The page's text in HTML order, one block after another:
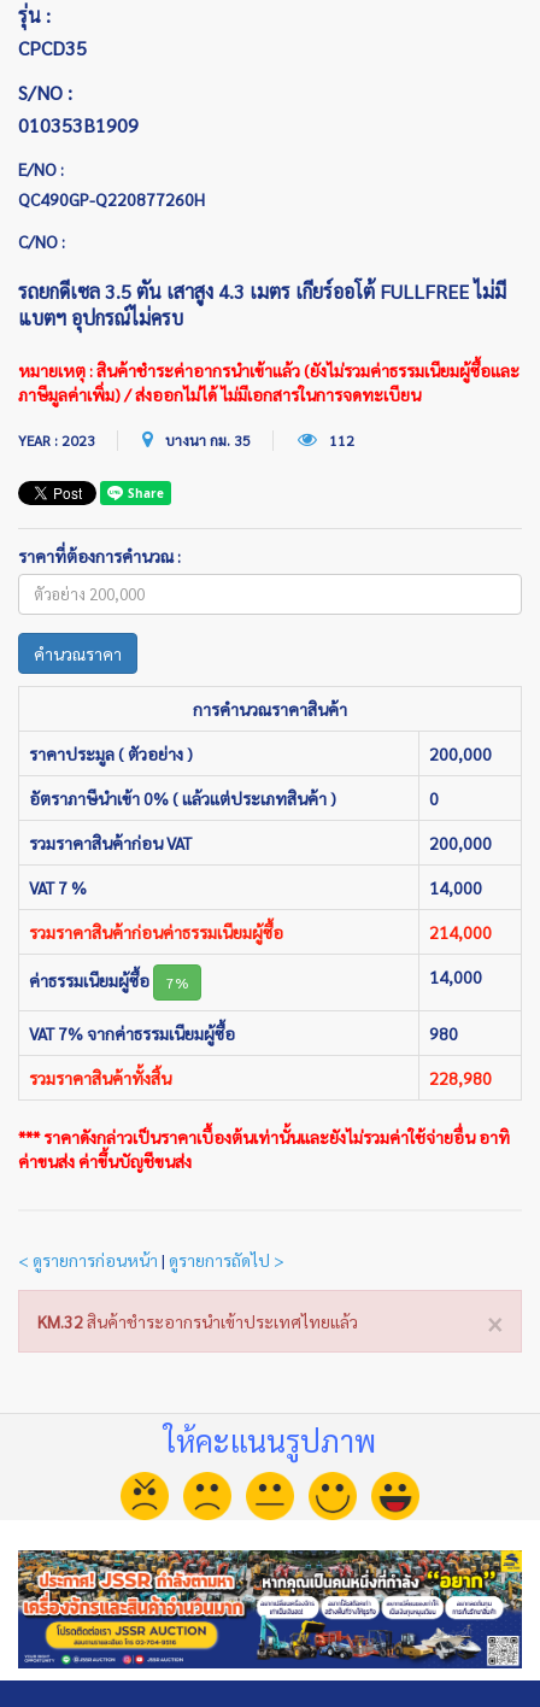
รุ่น :
CPCD35
S/NO :
010353B1909
E/NO :
QC490GP-Q220877260H
C/NO :
รถยกดีเซล 3.5 ตัน เสาสูง 4.3 เมตร เกียร์ออโต้ FULLFREE ไม่มี
แบตฯ อุปกรณ์ไม่ครบ
หมายเหตุ : สินค้าชำระค่าอากรนำเข้าแล้ว (ยังไม่รวมค่าธรรมเนียมผู้ซื้อและ
ภาษีมูลค่าเพิ่ม) / ส่งออกไม่ได้ ไม่มีเอกสารในการจดทะเบียน
YEAR : 2023 บางนา กม. 35 112
ราคาที่ต้องการคำนวณ :
คำนวณราคา
การคำนวณราคาสินค้า
ราคาประมูล ( ตัวอย่าง ) 200,000
อัตราภาษีนำเข้า 0% ( แล้วแต่ประเภทสินค้า ) 0
รวมราคาสินค้าก่อน VAT 200,000
VAT 7 % 14,000
รวมราคาสินค้าก่อนค่าธรรมเนียมผู้ซื้อ 214,000
ค่าธรรมเนียมผู้ซื้อ 7% 14,000
VAT 7% จากค่าธรรมเนียมผู้ซื้อ 980
รวมราคาสินค้าทั้งสิ้น 228,980
*** ราคาดังกล่าวเป็นราคาเบื้องต้นเท่านั้นและยังไม่รวมค่าใช้จ่ายอื่น อาทิ
ค่าขนส่ง ค่าขึ้นบัญชีขนส่ง
< ดูรายการก่อนหน้า | ดูรายการถัดไป >
×
KM.32สินค้าชำระอากรนำเข้าประเทศไทยแล้ว
ให้คะแนนรูปภาพ